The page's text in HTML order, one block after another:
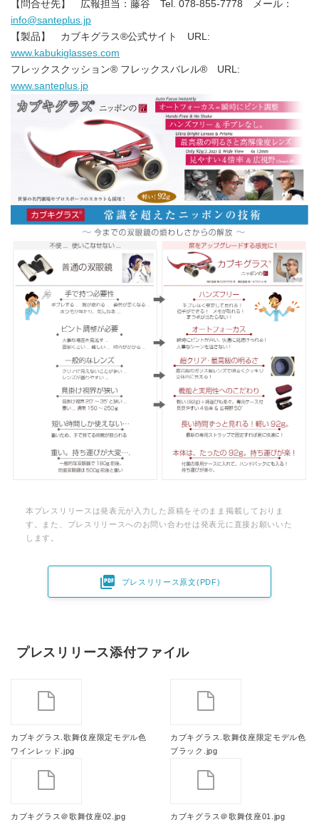
【問合せ先】 広報担当：藤谷 Tel. 078-855-7778 メール：
info@santeplus.jp
【製品】 カブキグラス®公式サイト URL:
www.kabukiglasses.com
フレックスクッション® フレックスバレル® URL:
www.santeplus.jp
本プレスリリースは発表元が入力した原稿をそのまま掲載しておりま
す。また、プレスリリースへのお問い合わせは発表元に直接お願いいた
します。
 プレスリリース原文(PDF)
プレスリリース添付ファイル
カブキグラス.歌舞伎座限定モデル色
ワインレッド.jpg
カブキグラス.歌舞伎座限定モデル色
ブラック.jpg
カブキグラス＠歌舞伎座02.jpg カブキグラス＠歌舞伎座01.jpg